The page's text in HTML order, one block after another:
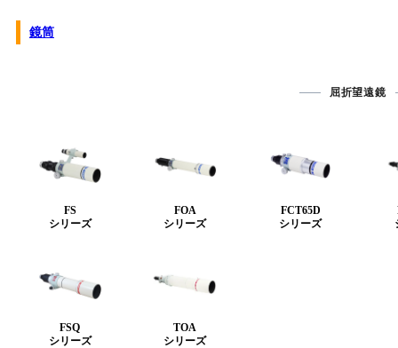
鏡筒
屈折望遠鏡
FS
シリーズ
FOA
シリーズ
FCT65D
シリーズ
FSQ
シリーズ
TOA
シリーズ